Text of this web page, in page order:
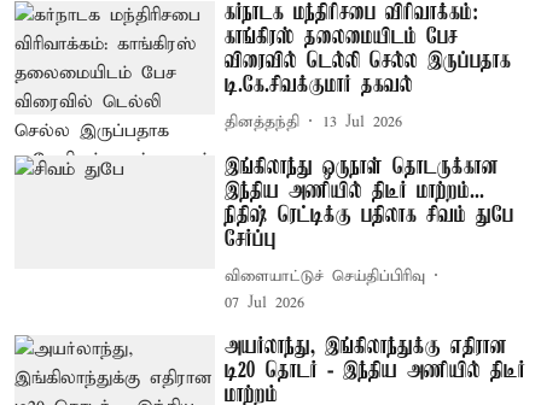
கர்நாடக மந்திரிசபை விரிவாக்கம்:
காங்கிரஸ் தலைமையிடம் பேச
விரைவில் டெல்லி செல்ல இருப்பதாக
டி.கே.சிவக்குமார் தகவல்
தினத்தந்தி 13 Jul 2026
இங்கிலாந்து ஒருநாள் தொடருக்கான
இந்திய அணியில் திடீர் மாற்றம்...
நிதிஷ் ரெட்டிக்கு பதிலாக சிவம் துபே
சேர்ப்பு
விளையாட்டுச் செய்திப்பிரிவு
07 Jul 2026
அயர்லாந்து, இங்கிலாந்துக்கு எதிரான
டி20 தொடர் - இந்திய அணியில் திடீர்
மாற்றம்